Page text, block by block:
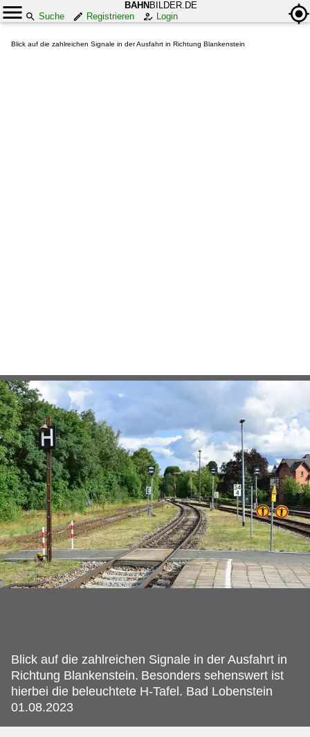
BAHN BILDER.DE
Suche
Registrieren Login
Blick auf die zahlreichen Signale in der Ausfahrt in Richtung Blankenstein
Blick auf die zahlreichen Signale in der Ausfahrt in
Richtung Blankenstein. Besonders sehenswert ist
hierbei die beleuchtete H-Tafel. Bad Lobenstein
01.08.2023